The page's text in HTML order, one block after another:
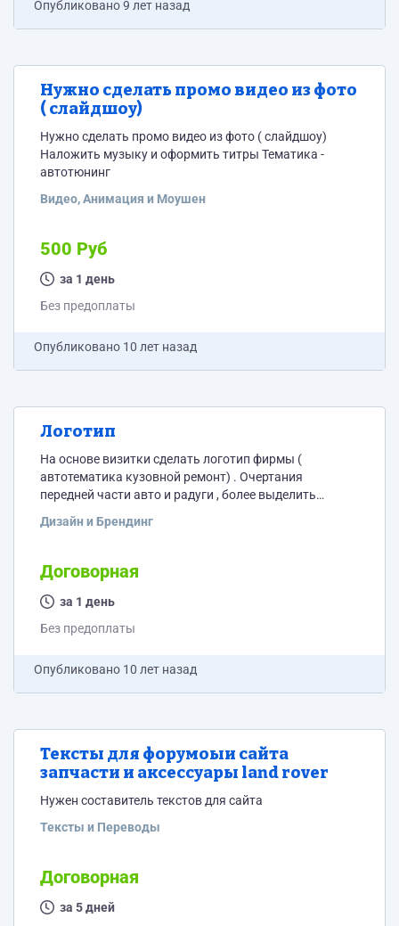
Опубликовано9 лет назад
Нужно сделать промо видео из фото
( слайдшоу)
Нужно сделать промо видео из фото ( слайдшоу)
Наложить музыку и оформить титры Тематика -
автотюнинг
Видео, Анимация и Моушен
500 Руб
за 1 день
Без предоплаты
Опубликовано 10 лет назад
Логотип
На основе визитки сделать логотип фирмы (
автотематика кузовной ремонт) . Очертания
передней части авто и радуги , более выделить
например в круглой рамке , или прямоугольной .
Дизайн и Брендинг
Договорная
за 1 день
Без предоплаты
Опубликовано 10 лет назад
Тексты для форумоыи сайта
запчасти и аксессуары land rover
Нужен составитель текстов для сайта
Тексты и Переводы
Договорная
за 5 дней